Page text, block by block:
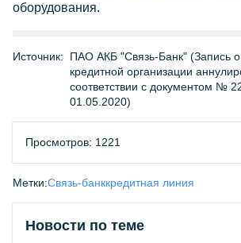
оборудования.
Источник:
ПАО АКБ "Связь-Банк" (Запись о
кредитной организации
соответствии с документом №
01.05.2020)
Просмотров: 1221
Метки:Связь-банккредитная линия
Новости по теме